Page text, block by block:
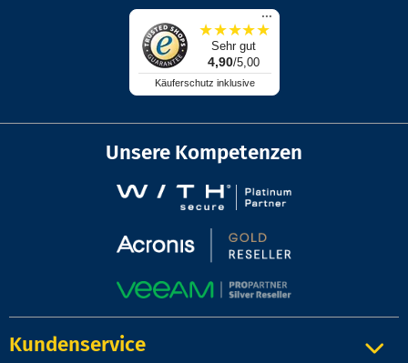
...
★★★★★
Sehr gut
4,90/5,00
Käuferschutz inklusive
Unsere Kompetenzen
Kundenservice